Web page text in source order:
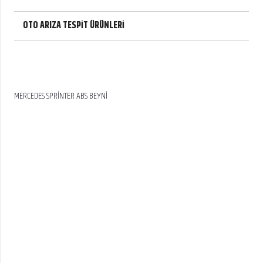
OTO ARIZA TESPİT ÜRÜNLERİ
MERCEDES SPRİNTER ABS BEYNİ